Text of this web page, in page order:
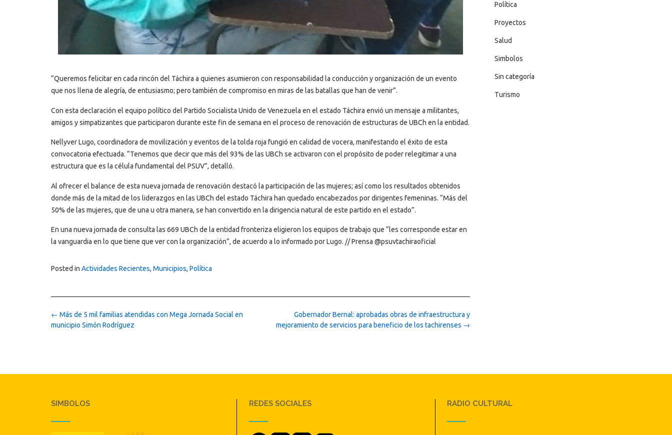
“Queremos felicitar en cada rincón del Táchira a quienes asumieron con responsabilidad la conducción y organización de un evento
que nos llena de alegría, de entusiasmo; pero también de compromiso en miras de las batallas que han de venir”.
Con esta declaración el equipo político del Partido Socialista Unido de Venezuela en el estado Táchira envió un mensaje a militantes,
amigos y simpatizantes que participaron durante este fin de semana en el proceso de renovación de estructuras de UBCh en la entidad.
Nellyver Lugo, coordinadora de movilización y eventos de la tolda roja fungió en calidad de vocera, manifestando el éxito de esta
convocatoria efectuada. “Tenemos que decir que más del 93% de las UBCh se activaron con el propósito de poder relegitimar a una
estructura que es la célula fundamental del PSUV”, detalló.
Al ofrecer el balance de esta nueva jornada de renovación destacó la participación de las mujeres; así como los resultados obtenidos
donde más de la mitad de los liderazgos en las UBCh del estado Táchira han quedado encabezados por dirigentes femeninas. “Más del
50% de las mujeres, que de una u otra manera, se han convertido en la dirigencia natural de este partido en el estado”.
En una nueva jornada de consulta las 669 UBCh de la entidad fronteriza eligieron los equipos de trabajo que “les corresponde estar en
la vanguardia en lo que tiene que ver con la organización”, de acuerdo a lo informado por Lugo. // Prensa @psuvtachiraoficial
Posted in Actividades Recientes, Municipios, Política
Post
navigation
Gobernador Bernal: aprobadas obras de infraestructura y
mejoramiento de servicios para beneficio de los tachirenses →
← Más de 5 mil familias atendidas con Mega Jornada Social en
municipio Simón Rodríguez
Política
Proyectos
Salud
Simbolos
Sin categoría
Turismo
SIMBOLOS REDES SOCIALES RADIO CULTURAL